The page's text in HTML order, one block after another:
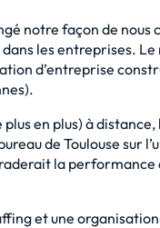
notre façon de
les entreprises.
d’entreprise
en plus) à
de Toulouse sur
la performance
et une